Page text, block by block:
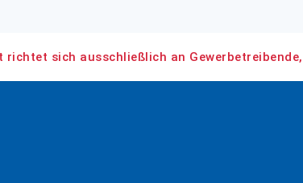
richtet sich ausschließlich an